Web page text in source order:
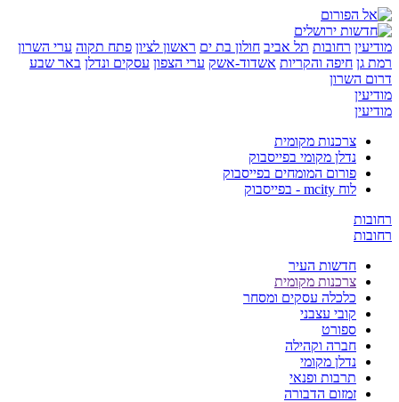
רחובות תל אביב חולון בת ים ראשון לציון פתח תקוה ערי השרון
חיפה והקריות אשדוד-אשק ערי הצפון עסקים ונדלן באר שבע
צרכנות מקומית
נדלן מקומי בפייסבוק
פורום המומחים בפייסבוק
חדשות העיר
צרכנות מקומית
כלכלה עסקים ומסחר
קובי עצבני
ספורט
חברה וקהילה
נדלן מקומי
תרבות ופנאי
זמזום הדבורה